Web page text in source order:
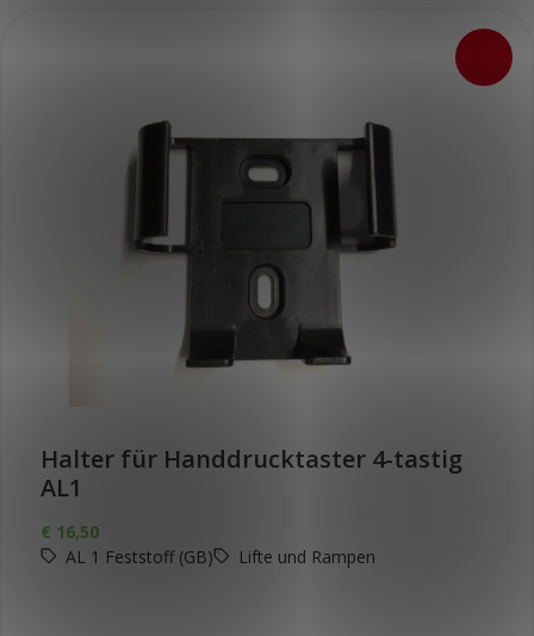
Halter für Handdrucktaster 4-tastig
AL1
€ 16,50
AL 1 Feststoff (GB)
Lifte und Rampen